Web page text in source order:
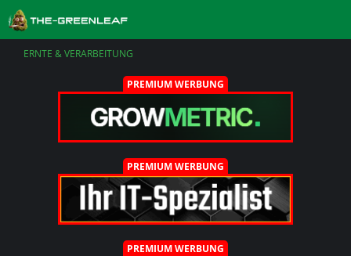
ERNTE & VERARBEITUNG
PREMIUM WERBUNG
PREMIUM WERBUNG
PREMIUM WERBUNG